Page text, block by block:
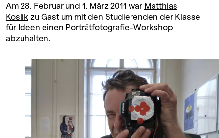
Am 28. Februar und 1. März 2011 war Matthias
Koslik zu Gast um mit den Studierenden der Klasse
für Ideen einen Porträtfotografie-Workshop
abzuhalten.